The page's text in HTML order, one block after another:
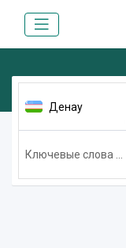
Денау